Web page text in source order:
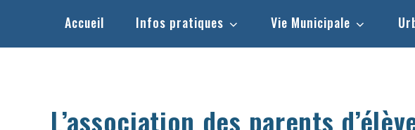
Accueil Infos pratiques Vie Municipale
L’association des parents